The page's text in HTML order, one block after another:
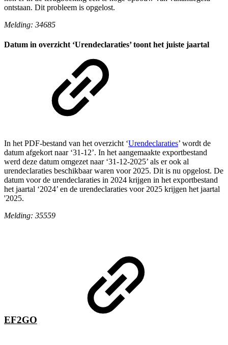
ontstaan. Dit probleem is opgelost.
Melding: 34685
Datum in overzicht ‘Urendeclaraties’ toont het juiste jaartal
In het PDF-bestand van het overzicht ‘Urendeclaraties’ wordt de
datum afgekort naar ‘31-12’. In het aangemaakte exportbestand
werd deze datum omgezet naar ‘31-12-2025’ als er ook al
urendeclaraties beschikbaar waren voor 2025. Dit is nu opgelost. De
datum voor de urendeclaraties in 2024 krijgen in het exportbestand
het jaartal ‘2024’ en de urendeclaraties voor 2025 krijgen het jaartal
'2025.
Melding: 35559
EF2GO